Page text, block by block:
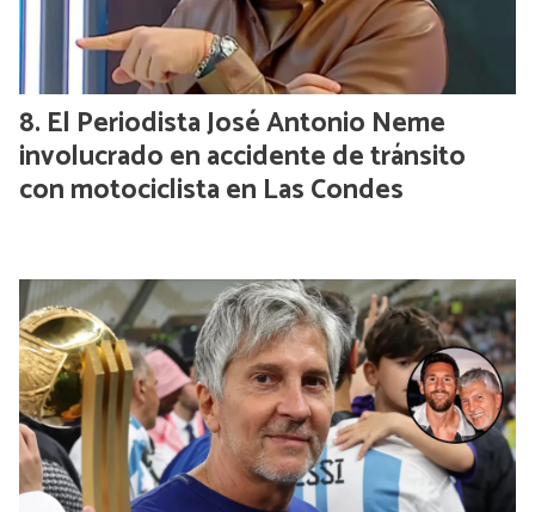
El Periodista José Antonio Neme
involucrado en accidente de tránsito
con motociclista en Las Condes